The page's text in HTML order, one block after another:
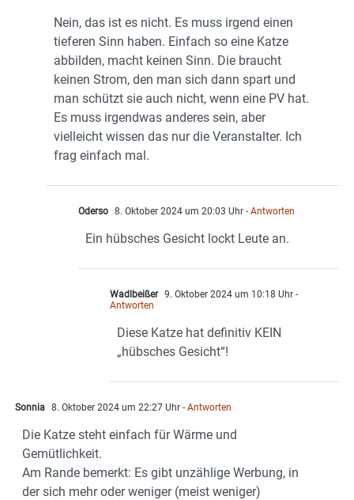
Nein, das ist es nicht. Es muss irgend einen
tieferen Sinn haben. Einfach so eine Katze
abbilden, macht keinen Sinn. Die braucht
keinen Strom, den man sich dann spart und
man schützt sie auch nicht, wenn eine PV hat.
Es muss irgendwas anderes sein, aber
vielleicht wissen das nur die Veranstalter. Ich
frag einfach mal.
Oderso 8. Oktober 2024 um 20:03 Uhr - Antworten
Ein hübsches Gesicht lockt Leute an.
Wadlbeißer 9. Oktober 2024 um 10:18 Uhr -
Antworten
Diese Katze hat definitiv KEIN
„hübsches Gesicht“!
Sonnia 8. Oktober 2024 um 22:27 Uhr - Antworten
Die Katze steht einfach für Wärme und
Gemütlichkeit.
Am Rande bemerkt: Es gibt unzählige Werbung, in
der sich mehr oder weniger (meist weniger)